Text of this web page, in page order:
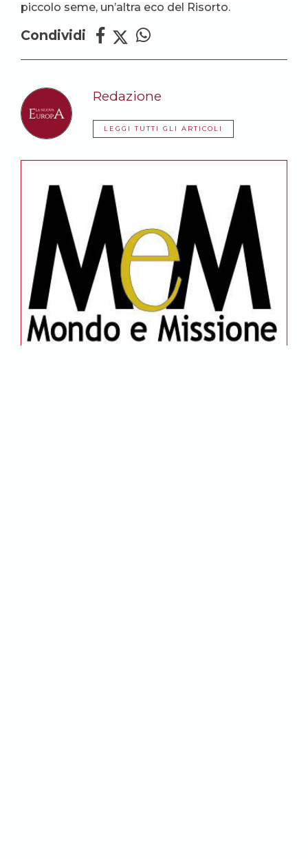
piccolo seme, un’altra eco del Risorto.
Condividi
Redazione
LEGGI TUTTI GLI ARTICOLI